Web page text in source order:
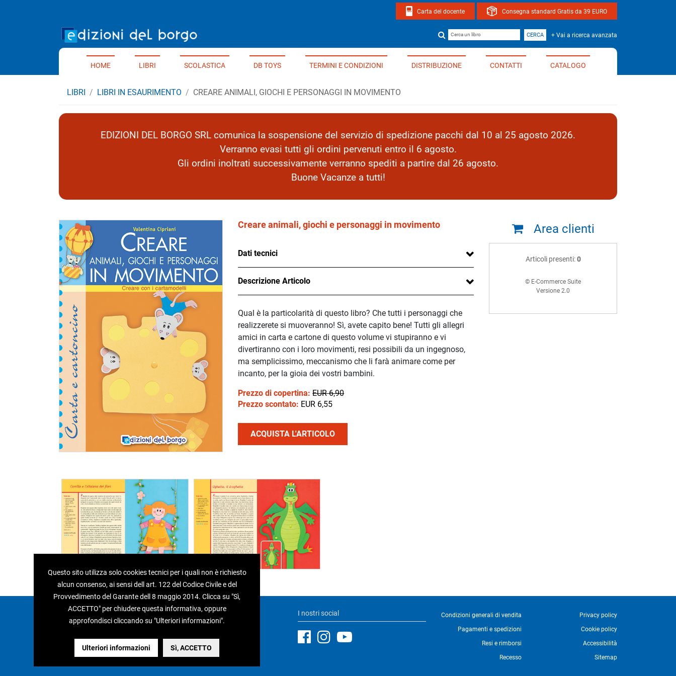
Carta del docente Consegna standard Gratis da 39 EURO
Cerca un libro CERCA + Vai a ricerca avanzata
HOME LIBRI SCOLASTICA DB TOYS TERMINI E CONDIZIONI DISTRIBUZIONE CONTATTI CATALOGO
LIBRI LIBRI IN ESAURIMENTO CREARE ANIMALI, GIOCHI E PERSONAGGI IN MOVIMENTO
EDIZIONI DEL BORGO SRL comunica la sospensione del servizio di spedizione pacchi dal 10 al 25 agosto 2026.
Verranno evasi tutti gli ordini pervenuti entro il 6 agosto.
Gli ordini inoltrati successivamente verranno spediti a partire dal 26 agosto.
Buone Vacanze a tutti!
Creare animali, giochi e personaggi in movimento
Dati tecnici
Descrizione Articolo
Qual è la particolarità di questo libro? Che tutti i personaggi che
realizzerete si muoveranno! Sì, avete capito bene! Tutti gli allegri
amici in carta e cartone di questo volume vi stupiranno e vi
divertiranno con i loro movimenti, resi possibili da un ingegnoso,
ma semplicissimo, meccanismo che li farà animare come per
incanto, per la gioia dei vostri bambini.
Prezzo di copertina: EUR 6,90
Prezzo scontato: EUR 6,55
ACQUISTA L'ARTICOLO
Area clienti
Articoli presenti:0
© E-Commerce Suite
Versione 2.0
Edizioni del Borgo s.r.l.
Via Caduti di Reggio Emilia, 15
Tel 051.75.33.58 / 75.14.39 - Fax 051.75.26.37
P.IVA 01876071208
I nostri social
Condizioni generali di vendita
Pagamenti e spedizioni
Resi e rimborsi
Recesso
Privacy policy
Cookie policy
Accessibilità
Sitemap
Questo sito utilizza solo cookies tecnici per i quali non è richiesto
alcun consenso, ai sensi dell art. 122 del Codice Civile e del
Provvedimento del Garante dell 8 maggio 2014. Clicca su "Sì,
ACCETTO" per chiudere questa informativa, oppure
approfondisci cliccando su "Ulteriori informazioni".
Ulteriori informazioni Sì, ACCETTO